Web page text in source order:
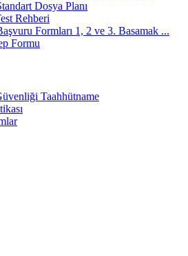
Dosya Planı
Rehberi
Formları 1, 2 ve 3. Basamak ...
Formu
Taahhütname